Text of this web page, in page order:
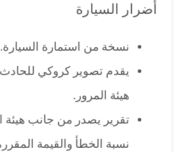
أضرار السيارة
نسخة من استمارة السيارة.
يقدم تصوير كروكي
هيئة المرور.
تقرير يصدر من جانب هيئة
نسبة الخطأ والقيمة